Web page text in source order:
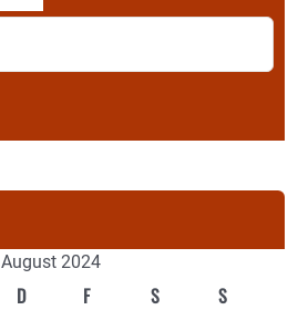
August 2024
D F S S